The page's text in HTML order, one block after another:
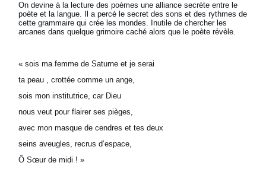
On devine à la lecture des poèmes une alliance secrète entre le
poète et la langue. Il a percé le secret des sons et des rythmes de
cette grammaire qui crée les mondes. Inutile de chercher les
arcanes dans quelque grimoire caché alors que le poète révèle.
« sois ma femme de Saturne et je serai
ta peau , crottée comme un ange,
sois mon institutrice, car Dieu
nous veut pour flairer ses pièges,
avec mon masque de cendres et tes deux
seins aveugles, recrus d’espace,
Ô Sœur de midi ! »